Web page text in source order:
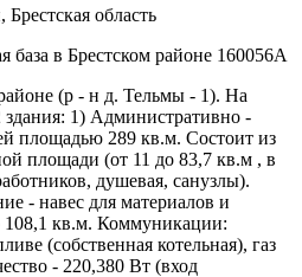
область
база в Брестском районе 160056A
(р - н д. Тельмы - 1). На
1) Административно -
площадью 289 кв.м. Состоит из
площади (от 11 до 83,7 кв.м , в
душевая, санузлы).
- навес для материалов и
кв.м. Коммуникации:
(собственная котельная), газ
- 220,380 Вт (вход